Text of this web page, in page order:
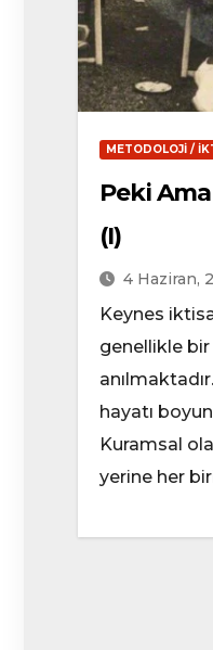
METODOLOJI /
Peki
(I)
4 Haziran,
Keynes
genellikle
hayatı
Kuramsal
yerine her